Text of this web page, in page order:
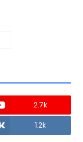
2.7k
1.2k